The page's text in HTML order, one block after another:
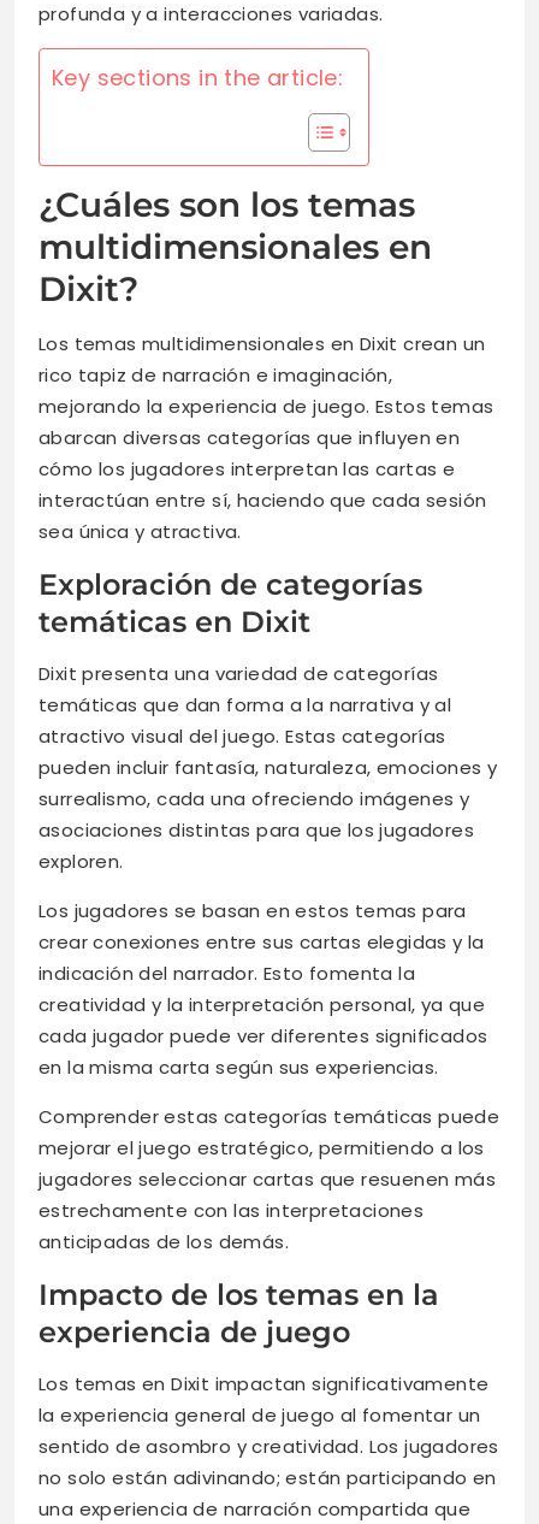
profunda y a interacciones variadas.
Key sections in the article:
¿Cuáles son los temas
multidimensionales en
Dixit?
Los temas multidimensionales en Dixit crean un
rico tapiz de narración e imaginación,
mejorando la experiencia de juego. Estos temas
abarcan diversas categorías que influyen en
cómo los jugadores interpretan las cartas e
interactúan entre sí, haciendo que cada sesión
sea única y atractiva.
Exploración de categorías
temáticas en Dixit
Dixit presenta una variedad de categorías
temáticas que dan forma a la narrativa y al
atractivo visual del juego. Estas categorías
pueden incluir fantasía, naturaleza, emociones y
surrealismo, cada una ofreciendo imágenes y
asociaciones distintas para que los jugadores
exploren.
Los jugadores se basan en estos temas para
crear conexiones entre sus cartas elegidas y la
indicación del narrador. Esto fomenta la
creatividad y la interpretación personal, ya que
cada jugador puede ver diferentes significados
en la misma carta según sus experiencias.
Comprender estas categorías temáticas puede
mejorar el juego estratégico, permitiendo a los
jugadores seleccionar cartas que resuenen más
estrechamente con las interpretaciones
anticipadas de los demás.
Impacto de los temas en la
experiencia de juego
Los temas en Dixit impactan significativamente
la experiencia general de juego al fomentar un
sentido de asombro y creatividad. Los jugadores
no solo están adivinando; están participando en
una experiencia de narración compartida que